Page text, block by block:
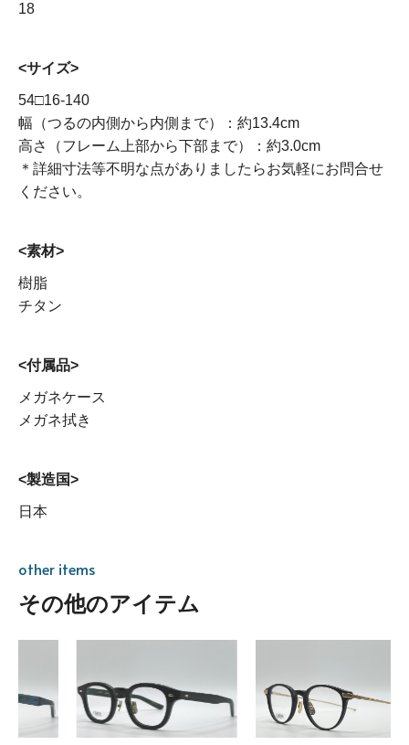
18
<サイズ>
54□16-140
幅（つるの内側から内側まで）：約13.4cm
高さ（フレーム上部から下部まで）：約3.0cm
＊詳細寸法等不明な点がありましたらお気軽にお問合せ
ください。
<素材>
樹脂
チタン
<付属品>
メガネケース
メガネ拭き
<製造国>
日本
other items
その他のアイテム